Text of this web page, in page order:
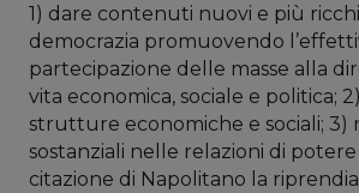
1) dare contenuti nuovi e più
democrazia promuovendo
partecipazione delle masse alla
vita economica, sociale e politica;
strutture economiche e sociali; 3)
sostanziali nelle relazioni di potere
citazione di Napolitano la